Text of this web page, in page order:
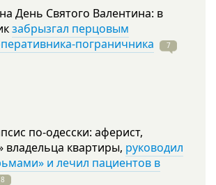
День Святого Валентина: в
забрызгал перцовым
пограничника
7
по-одесски: аферист,
квартиры, руководил
и лечил пациентов в
8